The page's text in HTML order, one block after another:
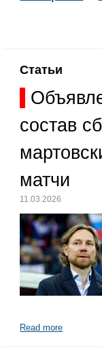
Статьи
состав
матчи
11.03.2026
Read more